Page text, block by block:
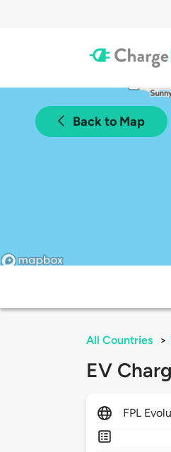
Back to Map
All Countries >
EV
FPL